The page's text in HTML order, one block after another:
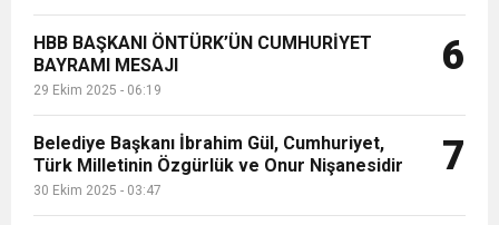
HBB BAŞKANI ÖNTÜRK’ÜN CUMHURİYET
BAYRAMI MESAJI
29 Ekim 2025 - 06:19
6
Belediye Başkanı İbrahim Gül, Cumhuriyet,
Türk Milletinin Özgürlük ve Onur Nişanesidir
30 Ekim 2025 - 03:47
7